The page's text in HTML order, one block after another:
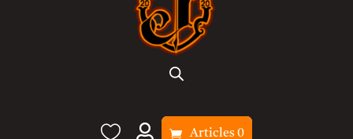
  Articles 0